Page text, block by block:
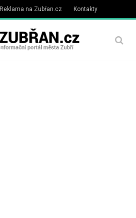
Reklama na Zubřan.cz Kontakty